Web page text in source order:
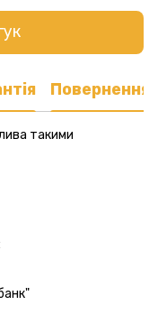
Повернення
такими